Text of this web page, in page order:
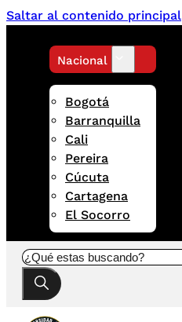
Saltar al contenido principal
Nacional
Bogotá
Barranquilla
Cali
Pereira
Cúcuta
Cartagena
El Socorro
Buscar